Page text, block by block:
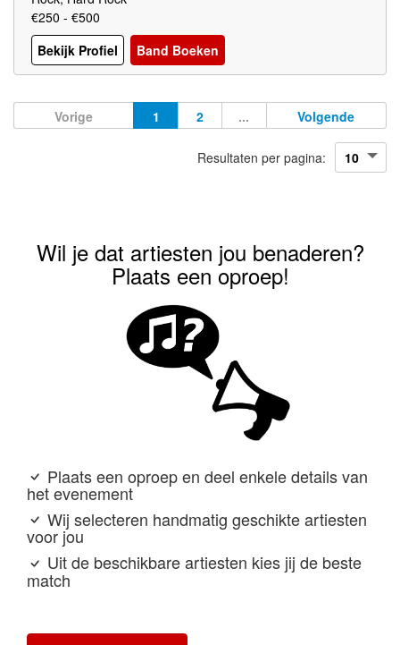
€250 - €500
Bekijk Profiel
Band Boeken
Vorige 1 2 ... Volgende
Resultaten per pagina:
Wil je dat artiesten jou benaderen?
Plaats een oproep!
Plaats een oproep en deel enkele details van
het evenement
Wij selecteren handmatig geschikte artiesten
voor jou
Uit de beschikbare artiesten kies jij de beste
match